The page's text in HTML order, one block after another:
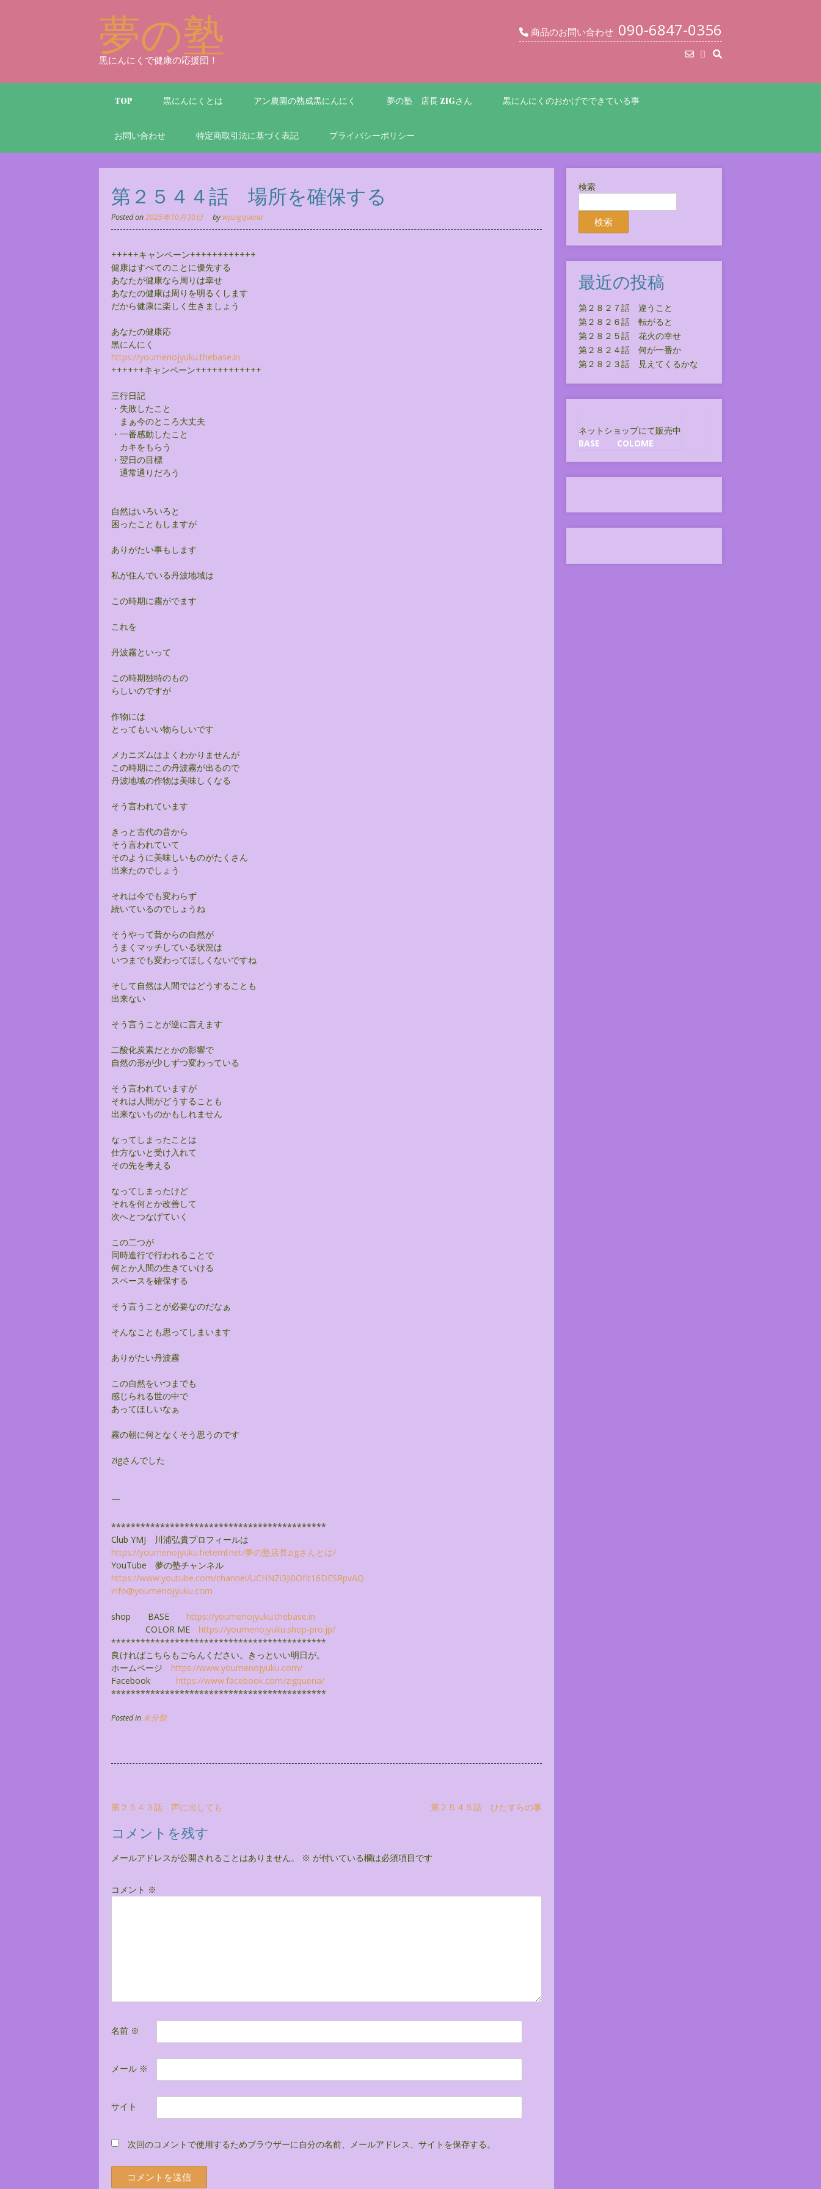
夢の塾
黒にんにくで健康の応援団！
商品のお問い合わせ 090-6847-0356
TOP 黒にんにくとは アン農園の熟成黒にんにく 夢の塾 店長 ZIGさん 黒にんにくのおかげでできている事
お問い合わせ 特定商取引法に基づく表記 プライバシーポリシー
第２５４４話 場所を確保する
Posted on2025年10月30日 bywpzigquena
+++++キャンペーン++++++++++++
健康はすべてのことに優先する
あなたが健康なら周りは幸せ
あなたの健康は周りを明るくします
だから健康に楽しく生きましょう
あなたの健康応
黒にんにく
https://youmenojyuku.thebase.in
++++++キャンペーン++++++++++++
三行日記
・失敗したこと
まぁ今のところ大丈夫
・一番感動したこと
カキをもらう
・翌日の目標
通常通りだろう
自然はいろいろと
困ったこともしますが
ありがたい事もします
私が住んでいる丹波地域は
この時期に霧がでます
これを
丹波霧といって
この時期独特のもの
らしいのですが
作物には
とってもいい物らしいです
メカニズムはよくわかりませんが
この時期にこの丹波霧が出るので
丹波地域の作物は美味しくなる
そう言われています
きっと古代の昔から
そう言われていて
そのように美味しいものがたくさん
出来たのでしょう
それは今でも変わらず
続いているのでしょうね
そうやって昔からの自然が
うまくマッチしている状況は
いつまでも変わってほしくないですね
そして自然は人間ではどうすることも
出来ない
そう言うことが逆に言えます
二酸化炭素だとかの影響で
自然の形が少しずつ変わっている
そう言われていますが
それは人間がどうすることも
出来ないものかもしれません
なってしまったことは
仕方ないと受け入れて
その先を考える
なってしまったけど
それを何とか改善して
次へとつなげていく
この二つが
同時進行で行われることで
何とか人間の生きていける
スペースを確保する
そう言うことが必要なのだなぁ
そんなことも思ってしまいます
ありがたい丹波霧
この自然をいつまでも
感じられる世の中で
あってほしいなぁ
霧の朝に何となくそう思うのです
zigさんでした
—
********************************************
Club YMJ 川浦弘貴プロフィールは
https://youmenojyuku.heteml.net/夢の塾店長zigさんとは/
YouTube 夢の塾チャンネル
https://www.youtube.com/channel/UCHNZi3Ji0OfIt16DESRpvAQ
info@youmenojyuku.com
shop BASE https://youmenojyuku.thebase.in
COLOR ME https://youmenojyuku.shop-pro.jp/
********************************************
良ければこちらもごらんください。きっといい明日が。
ホームページ https://www.youmenojyuku.com/
Facebook https://www.facebook.com/zigquena/
********************************************
Posted in未分類
投
稿
ナ
ビ
ー
第２５４３話 声に出しても 第２５４５話 ひたすらの事
コメントを残す
メールアドレスが公開されることはありません。 ※ が付いている欄は必須項目です
コメント ※
名前 ※
メール ※
サイト
次回のコメントで使用するためブラウザーに自分の名前、メールアドレス、サイトを保存する。
検索
検索
最近の投稿
第２８２７話 違うこと
第２８２６話 転がると
第２８２５話 花火の幸せ
第２８２４話 何が一番か
第２８２３話 見えてくるかな
ネットショップにて販売中
BASE
COLOME